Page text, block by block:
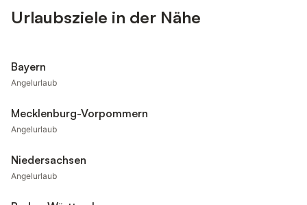
Urlaubsziele in der Nähe
Bayern
Angelurlaub
Mecklenburg-Vorpommern
Angelurlaub
Niedersachsen
Angelurlaub